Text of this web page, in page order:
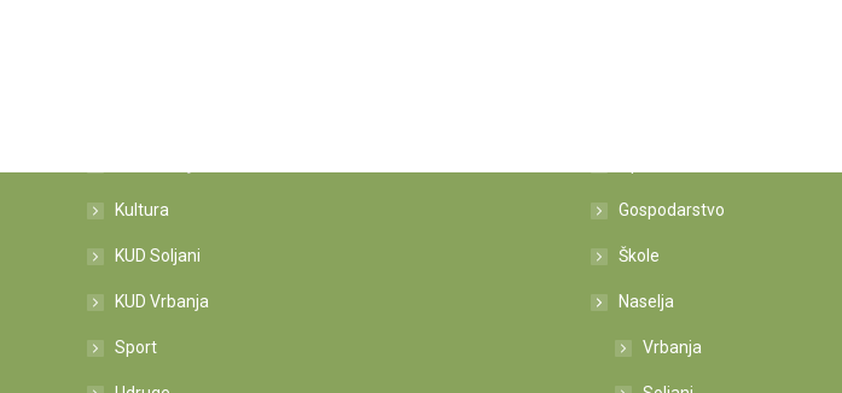
Kultura
KUD Soljani
KUD Vrbanja
Sport
Gospodarstvo
Škole
Naselja
Vrbanja